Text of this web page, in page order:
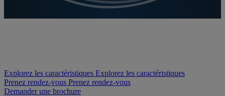
Explorez les caractéristiques Explorez les caractéristiques
Prenez rendez-vous Prenez rendez-vous
Demander une brochure